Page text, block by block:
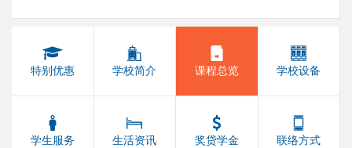
特别优惠 学校简介 课程总览 学校设备
学生服务 生活资讯 奖贷学金 联络方式